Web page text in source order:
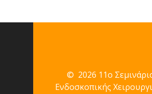
© 2026 11ο
Ενδοσκοπικής